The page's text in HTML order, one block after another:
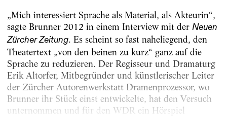
„Mich interessiert Sprache als Material, als Akteurin“,
sagte Brunner 2012 in einem Interview mit der Neuen
Zürcher Zeitung. Es scheint so fast naheliegend, den
Theatertext „von den beinen zu kurz“ ganz auf die
Sprache zu reduzieren. Der Regisseur und Dramaturg
Erik Altorfer, Mitbegründer und künstlerischer Leiter
der Zürcher Autorenwerkstatt Dramenprozessor, wo
Brunner ihr Stück einst entwickelte, hat den Versuch
unternommen und für den WDR ein Hörspiel